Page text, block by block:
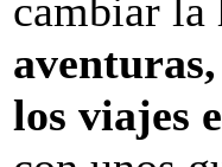
cambiar la
los viajes